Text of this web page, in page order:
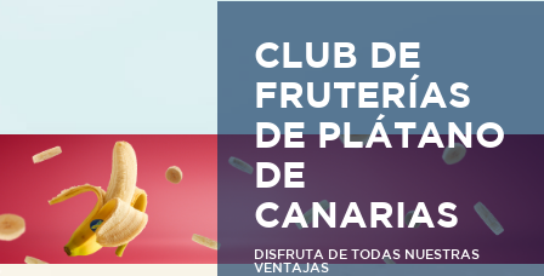
CLUB DE
FRUTERÍAS
DE PLÁTANO
DE
CANARIAS
DISFRUTA DE TODAS NUESTRAS
VENTAJAS